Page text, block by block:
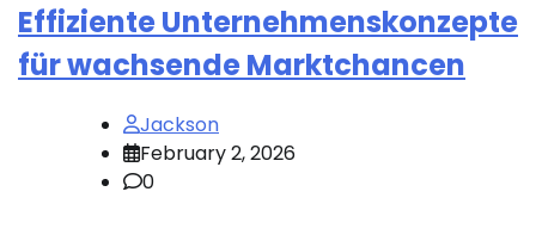
Effiziente Unternehmenskonzepte
für wachsende Marktchancen
Jackson
February 2, 2026
0